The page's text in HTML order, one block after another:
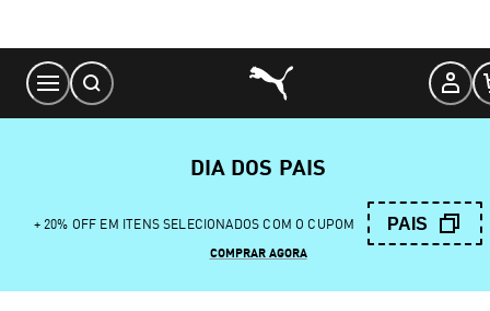
Content
DIA DOS PAIS
+ 20% OFF EM ITENS SELECIONADOS COM O CUPOM PAIS
COMPRAR AGORA